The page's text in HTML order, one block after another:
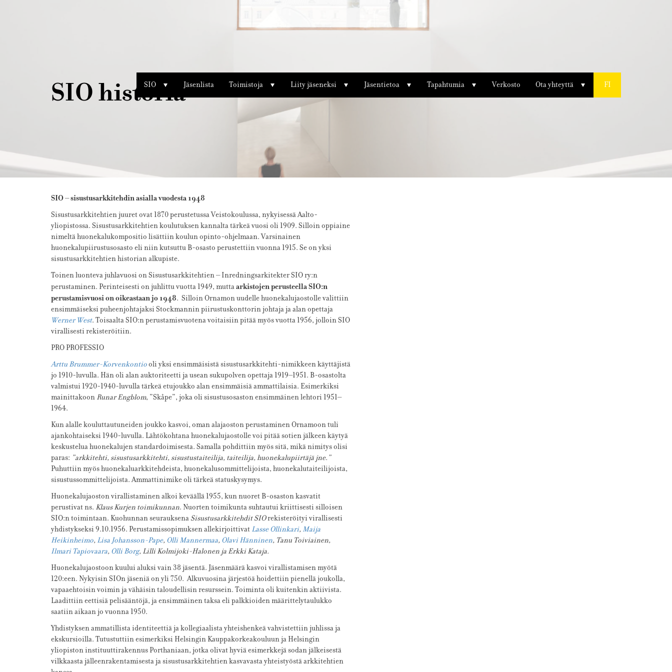
SIO Jäsenlista Toimistoja Liity jäseneksi Jäsentietoa Tapahtumia Verkosto Ota yhteyttä FI
SIO historia
SIO – sisustusarkkitehdin asialla vuodesta 1948
Sisustusarkkitehtien juuret ovat 1870 perustetussa Veistokoulussa, nykyisessä Aalto-
yliopistossa. Sisustusarkkitehtien koulutuksen kannalta tärkeä vuosi oli 1909. Silloin oppiaine
nimeltä huonekalukompositio lisättiin koulun opinto-ohjelmaan. Varsinainen
huonekalupiirustusosasto eli niin kutsuttu B-osasto perustettiin vuonna 1915. Se on yksi
sisustusarkkitehtien historian alkupiste.
Toinen luonteva juhlavuosi on Sisustusarkkitehtien – Inredningsarkitekter SIO ry:n
perustaminen. Perinteisesti on juhlittu vuotta 1949, muttaarkistojen perusteella SIO:n
perustamisvuosi on oikeastaan jo 1948. Silloin Ornamon uudelle huonekalujaostolle valittiin
ensimmäiseksi puheenjohtajaksi Stockmannin piirustuskonttorin johtaja ja alan opettaja
Werner West. Toisaalta SIO:n perustamisvuotena voitaisiin pitää myös vuotta 1956, jolloin SIO
virallisesti rekisteröitiin.
PRO PROFESSIO
Arttu Brummer-Korvenkontiooli yksi ensimmäisistä sisustusarkkitehti-nimikkeen käyttäjistä
jo 1910-luvulla. Hän oli alan auktoriteetti ja usean sukupolven opettaja 1919–1951. B-osastolta
valmistui 1920-1940-luvulla tärkeä etujoukko alan ensimmäisiä ammattilaisia. Esimerkiksi
mainittakoon Runar Engblom, ”Skåpe”, joka oli sisustusosaston ensimmäinen lehtori 1951–
1964.
Kun alalle kouluttautuneiden joukko kasvoi, oman alajaoston perustaminen Ornamoon tuli
ajankohtaiseksi 1940-luvulla. Lähtökohtana huonekalujaostolle voi pitää sotien jälkeen käytyä
keskustelua huonekalujen standardoimisesta. Samalla pohdittiin myös sitä, mikä nimitys olisi
paras: ”arkkitehti, sisustusarkkitehti, sisustustaiteilija, taiteilija, huonekalupiirtäjä jne.”
Puhuttiin myös huonekaluarkkitehdeista, huonekalusommittelijoista, huonekalutaiteilijoista,
sisustussommittelijoista. Ammattinimike oli tärkeä statuskysymys.
Huonekalujaoston virallistaminen alkoi keväällä 1955, kun nuoret B-osaston kasvatit
perustivat ns. Klaus Kurjen toimikunnan. Nuorten toimikunta suhtautui kriittisesti silloisen
SIO:n toimintaan. Kuohunnan seurauksena Sisustusarkkitehdit SIOrekisteröityi virallisesti
yhdistykseksi 9.10.1956. Perustamissopimuksen allekirjoittivat Lasse Ollinkari, Maija
Heikinheimo, Lisa Johansson-Pape, Olli Mannermaa, Olavi Hänninen, Tanu Toiviainen,
Ilmari Tapiovaara, Olli Borg, Lilli Kolmijoki-Halonen ja Erkki Kataja.
Huonekalujaostoon kuului aluksi vain 38 jäsentä. Jäsenmäärä kasvoi virallistamisen myötä
120:een. Nykyisin SIOn jäseniä on yli 750. Alkuvuosina järjestöä hoidettiin pienellä joukolla,
vapaaehtoisin voimin ja vähäisin taloudellisin resurssein. Toiminta oli kuitenkin aktiivista.
Laadittiin eettisiä pelisääntöjä, ja ensimmäinen taksa eli palkkioiden määrittelytaulukko
saatiin aikaan jo vuonna 1950.
Yhdistyksen ammatillista identiteettiä ja kollegiaalista yhteishenkeä vahvistettiin juhlissa ja
ekskursioilla. Tutustuttiin esimerkiksi Helsingin Kauppakorkeakouluun ja Helsingin
yliopiston instituuttirakennus Porthaniaan, jotka olivat hyviä esimerkkejä sodan jälkeisestä
vilkkaasta jälleenrakentamisesta ja sisustusarkkitehtien kasvavasta yhteistyöstä arkkitehtien